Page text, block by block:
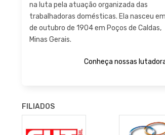
na luta pela atuação organizada das
trabalhadoras domésticas. Ela nasceu
de outubro de 1904 em Poços de Caldas,
Minas Gerais.
Conheça nossas
FILIADOS